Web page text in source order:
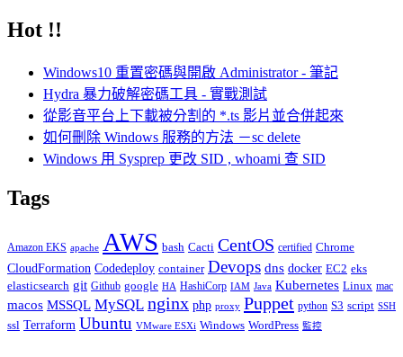
關
Hot !!
Windows10 重置密碼與開啟 Administrator - 筆記
Hydra 暴力破解密碼工具 - 實戰測試
從影音平台上下載被分割的 *.ts 影片並合併起來
如何刪除 Windows 服務的方法 －sc delete
Windows 用 Sysprep 更改 SID , whoami 查 SID
Tags
Amazon EKS apache AWS bash Cacti CentOS certified Chrome
CloudFormation Codedeploy container Devops dns docker EC2 eks
elasticsearch git Github google HA HashiCorp IAM Java Kubernetes Linux mac
macos MSSQL MySQL nginx php proxy Puppet python S3 script SSH
ssl Terraform Ubuntu VMware ESXi Windows WordPress 監控